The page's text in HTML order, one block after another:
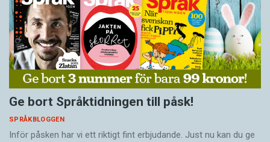
Ge bort Språktidningen till påsk!
SPRÅKBLOGGEN
Inför påsken har vi ett riktigt fint erbjudande. Just nu kan du ge